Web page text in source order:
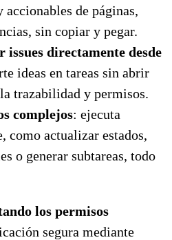
accionables de páginas,
sin copiar y pegar.
directamente desde
ideas en tareas sin abrir
trazabilidad y permisos.
complejos: ejecuta
como actualizar estados,
o generar subtareas, todo
los permisos
segura mediante